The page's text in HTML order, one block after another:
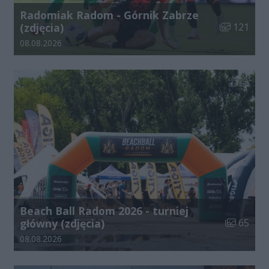
Radomiak Radom - Górnik Zabrze
(zdjęcia)
Liczba
121
Data dodania galerii:
08.08.2026
Beach Ball Radom 2026 - turniej
główny (zdjęcia)
Liczba
65
Data dodania galerii:
08.08.2026